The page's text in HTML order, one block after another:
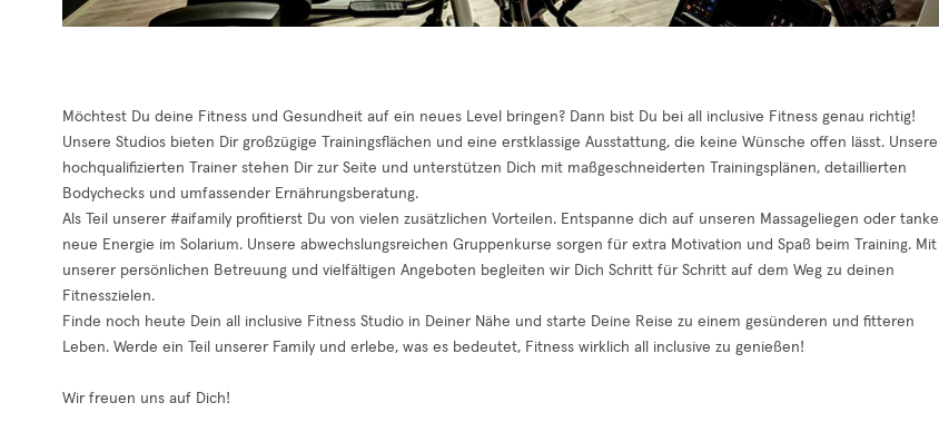
Möchtest Du deine Fitness und Gesundheit auf ein neues Level bringen? Dann bist Du bei all inclusive Fitness genau richtig!
Unsere Studios bieten Dir großzügige Trainingsflächen und eine erstklassige Ausstattung, die keine Wünsche offen lässt. Unsere
hochqualifizierten Trainer stehen Dir zur Seite und unterstützen Dich mit maßgeschneiderten Trainingsplänen, detaillierten
Bodychecks und umfassender Ernährungsberatung.
Als Teil unserer #aifamily profitierst Du von vielen zusätzlichen Vorteilen. Entspanne dich auf unseren Massageliegen oder tanke
neue Energie im Solarium. Unsere abwechslungsreichen Gruppenkurse sorgen für extra Motivation und Spaß beim Training. Mit
unserer persönlichen Betreuung und vielfältigen Angeboten begleiten wir Dich Schritt für Schritt auf dem Weg zu deinen
Fitnesszielen.
Finde noch heute Dein all inclusive Fitness Studio in Deiner Nähe und starte Deine Reise zu einem gesünderen und fitteren
Leben. Werde ein Teil unserer Family und erlebe, was es bedeutet, Fitness wirklich all inclusive zu genießen!
Wir freuen uns auf Dich!